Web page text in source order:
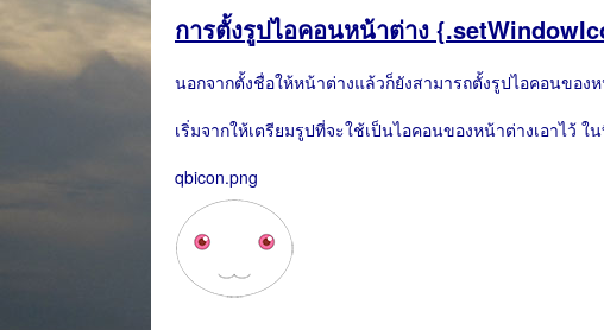
การตั้งรูปไอคอนหน้าต่าง
นอกจากตั้งชื่อให้หน้าต่างแล้วก็ยังสามารถตั้งรูปไอคอนของ
เริ่มจากให้เตรียมรูปที่จะใช้เป็นไอคอนของหน้าต่างเอาไว้
qbicon.png